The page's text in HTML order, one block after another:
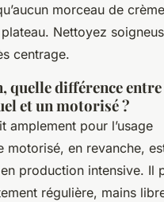
morceau de
Nettoyez
centrage.
quelle différence entre
et un motorisé ?
amplement pour l’usage
motorisé, en revanche,
production intensive. Il
régulière, mains